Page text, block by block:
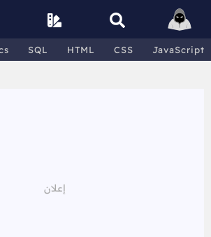
SQL HTML CSS JavaScript